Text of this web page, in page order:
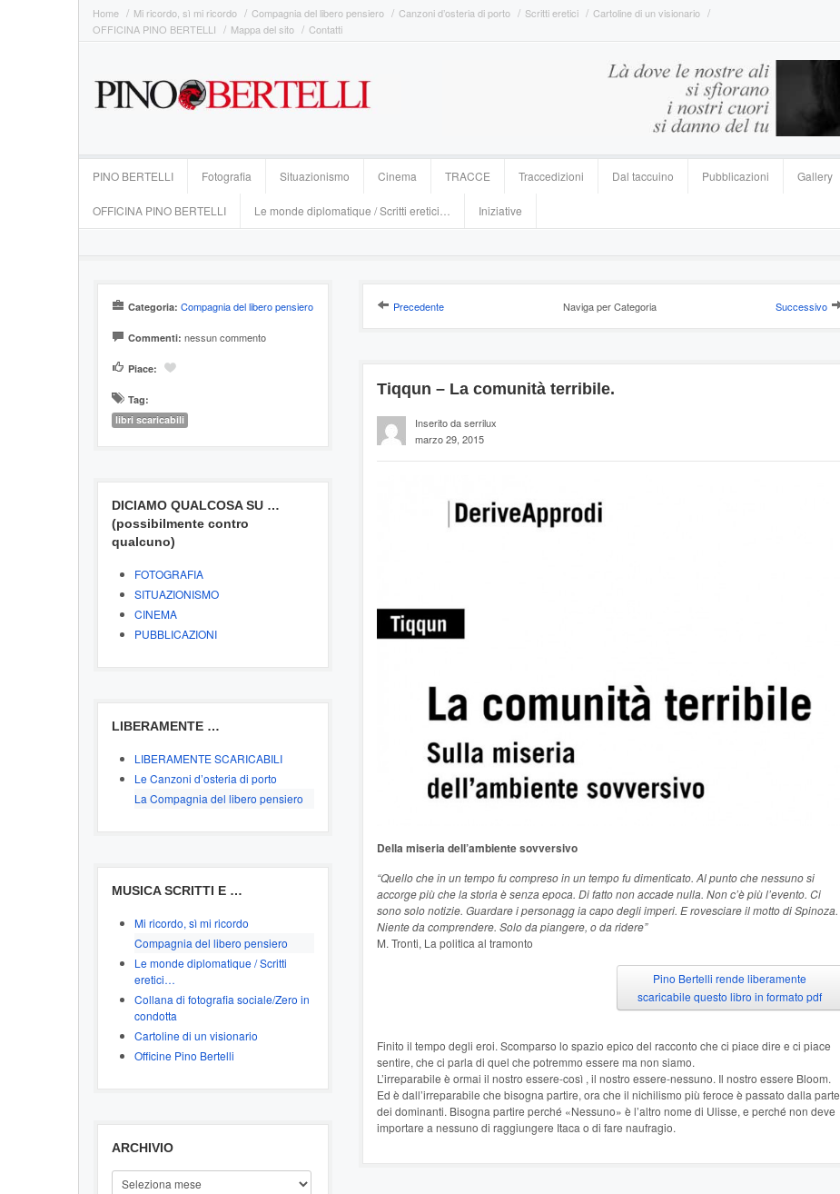
Home Mi ricordo, sì mi ricordo Compagnia del libero pensiero Canzoni d’osteria di porto Scritti eretici
Cartoline di un visionario
OFFICINA PINO BERTELLI
Mappa del sito Contatti
PINO BERTELLI Fotografia Situazionismo Cinema TRACCE Traccedizioni Dal taccuino Pubblicazioni Gallery
OFFICINA PINO BERTELLI Le monde diplomatique / Scritti eretici… Iniziative
Categoria: Compagnia del libero pensiero
Commenti: nessun commento
Piace:
Tag:
libri scaricabili
DICIAMO QUALCOSA SU …
(possibilmente contro
qualcuno)
FOTOGRAFIA
SITUAZIONISMO
CINEMA
PUBBLICAZIONI
LIBERAMENTE …
LIBERAMENTE SCARICABILI
Le Canzoni d’osteria di porto
La Compagnia del libero pensiero
MUSICA SCRITTI E …
Mi ricordo, sì mi ricordo
Compagnia del libero pensiero
Le monde diplomatique / Scritti
eretici…
Collana di fotografia sociale/Zero in
condotta
Cartoline di un visionario
Officine Pino Bertelli
ARCHIVIO
ARCHIVIO
Precedente Naviga per Categoria Successivo
Tiqqun – La comunità terribile.
Inserito da serrilux
marzo 29, 2015
Della miseria dell’ambiente sovversivo
“Quello che in un tempo fu compreso in un tempo fu dimenticato. Al punto che nessuno si
accorge più che la storia è senza epoca. Di fatto non accade nulla. Non c’è più l’evento. Ci
sono solo notizie. Guardare i personagg ia capo degli imperi. E rovesciare il motto di Spinoza.
Niente da comprendere. Solo da piangere, o da ridere”
M. Tronti, La politica al tramonto
Pino Bertelli rende liberamente
scaricabile questo libro in formato pdf
Finito il tempo degli eroi. Scomparso lo spazio epico del racconto che ci piace dire e ci piace
sentire, che ci parla di quel che potremmo essere ma non siamo.
L’irreparabile è ormai il nostro essere-così , il nostro essere-nessuno. Il nostro essere Bloom.
Ed è dall’irreparabile che bisogna partire, ora che il nichilismo più feroce è passato dalla parte
dei dominanti. Bisogna partire perché «Nessuno» è l’altro nome di Ulisse, e perché non deve
importare a nessuno di raggiungere Itaca o di fare naufragio.